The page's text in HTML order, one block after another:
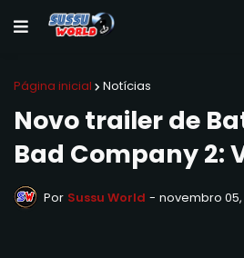
Página inicial Notícias
Novo trailer de
Bad Company 2:
Por Sussu World - novembro 05,